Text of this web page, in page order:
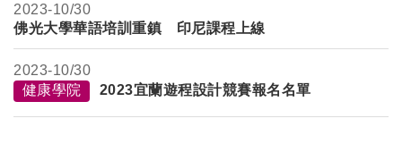
2023-10/30
佛光大學華語培訓重鎮 印尼課程上線
2023-10/30
健康學院
2023宜蘭遊程設計競賽報名名單